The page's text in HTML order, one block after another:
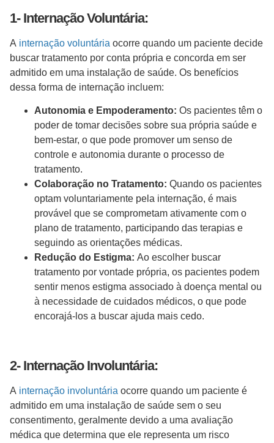
1- Internação Voluntária:
A internação voluntária ocorre quando um paciente decide
buscar tratamento por conta própria e concorda em ser
admitido em uma instalação de saúde. Os benefícios
dessa forma de internação incluem:
Autonomia e Empoderamento: Os pacientes têm o
poder de tomar decisões sobre sua própria saúde e
bem-estar, o que pode promover um senso de
controle e autonomia durante o processo de
tratamento.
Colaboração no Tratamento: Quando os pacientes
optam voluntariamente pela internação, é mais
provável que se comprometam ativamente com o
plano de tratamento, participando das terapias e
seguindo as orientações médicas.
Redução do Estigma: Ao escolher buscar
tratamento por vontade própria, os pacientes podem
sentir menos estigma associado à doença mental ou
à necessidade de cuidados médicos, o que pode
encorajá-los a buscar ajuda mais cedo.
2- Internação Involuntária:
A internação involuntária ocorre quando um paciente é
admitido em uma instalação de saúde sem o seu
consentimento, geralmente devido a uma avaliação
médica que determina que ele representa um risco